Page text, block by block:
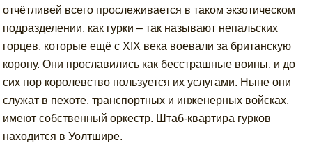
отчётливей всего прослеживается в таком экзотическом
подразделении, как гурки – так называют непальских
горцев, которые ещё с XIX века воевали за британскую
корону. Они прославились как бесстрашные воины, и до
сих пор королевство пользуется их услугами. Ныне они
служат в пехоте, транспортных и инженерных войсках,
имеют собственный оркестр. Штаб-квартира гурков
находится в Уолтшире.